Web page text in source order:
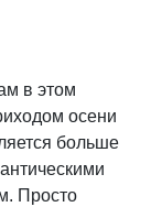
в этом
осени
больше
Просто